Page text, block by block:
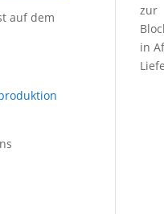
auf dem
zur
in